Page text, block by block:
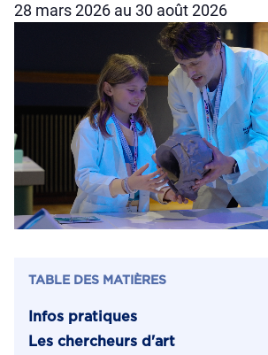
28 mars 2026 au 30 août 2026
TABLE DES MATIÈRES
Infos pratiques
Les chercheurs d'art